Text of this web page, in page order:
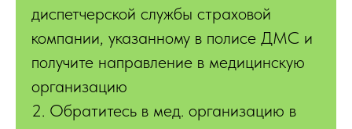
диспетчерской службы страховой
компании, указанному в полисе ДМС и
получите направление в медицинскую
организацию
2. Обратитесь в мед. организацию в